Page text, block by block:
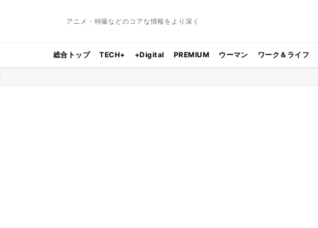
アニメ・特撮などのコアな情報をより深く
総合トップ TECH+ +Digital PREMIUM ウーマン ワーク＆ライフ